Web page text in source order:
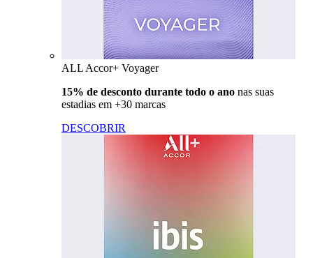
ALL Accor+ Voyager
15% de desconto durante todo o ano nas suas
estadias em +30 marcas
DESCOBRIR